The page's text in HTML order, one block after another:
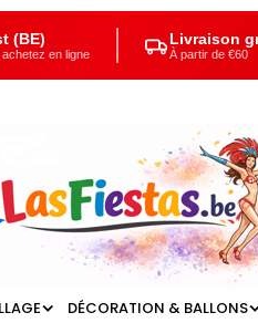
(BE)
en ligne
Livraison
À partir de €60
DÉCORATION & BALLONS